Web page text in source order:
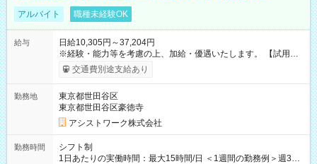
アルバイト 職種未経験OK
給与
日給10,305円～37,204円
※経験・能力等を考慮の上、加給・優遇いたします。 【試用期
間】試用期間なし
交通費別途支給あり
勤務地
東京都世田谷区
東京都世田谷区豪徳寺
アシストワーク株式会社
勤務時間
シフト制
1日あたりの実働時間：最大15時間/日 ＜1週間の勤務例＞週3回